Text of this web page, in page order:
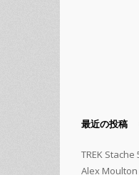
最近の投稿
TREK Stache
Alex Moulton